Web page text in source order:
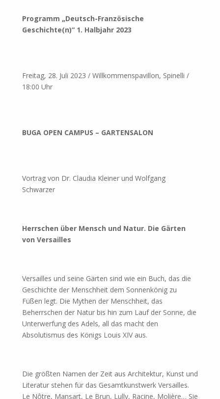
Programm „Deutsch-Französische
Geschichte(n)“ 1. Halbjahr 2023
Freitag, 28. Juli 2023 / Willkommenspavillon, Spinelli /
18:00 Uhr
BUGA OPEN CAMPUS – GARTENSALON
Vortrag von Dr. Claudia Kleiner und Wolfgang
Schwarzer
Herrschen über Mensch und Natur. Die Gärten
von Versailles
Versailles und seine Gärten sind wie ein Buch, das die
Geschichte der Menschheit dem Sonnenkönig zu
Füßen legt. Die Mythen der Menschheit, das
Beherrschen der Natur bis hin zum Lauf der Sonne, die
Unterwerfung des Adels, all das macht den
Absolutismus des Königs Louis XIV aus.
Die größten Namen der Zeit aus Architektur, Kunst und
Literatur stehen für das Gesamtkunstwerk Versailles.
Le Nôtre, Mansart, Le Brun, Lully, Racine, Molière… Sie